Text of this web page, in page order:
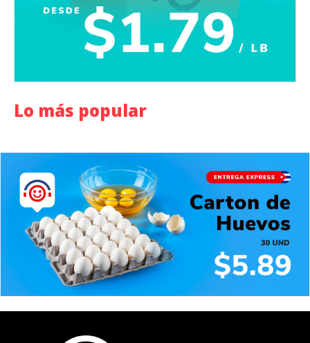
Lo más popular